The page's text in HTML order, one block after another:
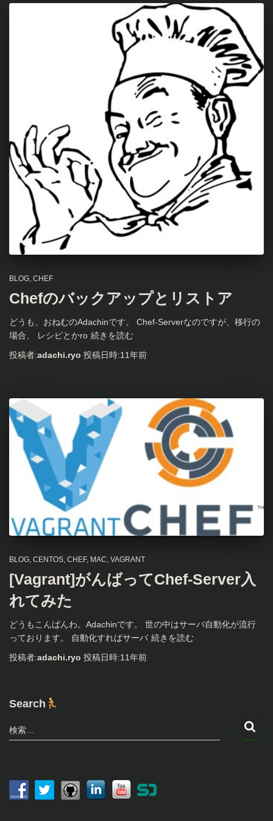
BLOG CHEF
Chefのバックアップとリストア
どうも、おねむのAdachinです。 Chef-Serverなのですが、移行の
場合、 レシピとかro 続きを読む
投稿者:adachi.ryo 投稿日時:11年前
BLOG CENTOS CHEF MAC VAGRANT
[Vagrant]がんばってChef-Server入
れてみた
どうもこんばんわ。Adachinです。 世の中はサーバ自動化が流行
っております。 自動化すればサーバ 続きを読む
投稿者:adachi.ryo 投稿日時:11年前
Search
検
索
検索…